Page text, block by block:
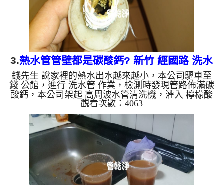
3.熱水管管壁都是碳酸鈣? 新竹 經國路 洗水
管
錢先生 說家裡的熱水出水越來越小，本公司驅車至
錢 公館，進行 洗水管 作業，檢測時發現管路佈滿碳
酸鈣，本公司架起 高周波水管清洗機，灌入 檸檬酸
水 至管路裡面，等了約15分，開啟 水管清洗機 ，啟
動 脈衝波 模式，一開始就洗出棕色髒水，源源不
絕，越洗就越髒，如下圖片影片，一個多小時後，水
變清澈出水量也恢復了!! 如是自來水，如水管老化，
會產生鐵鏽跟泥沙堆積，洗出來的水就會是咖啡色，
地下水含有氧化錳，管壁上會結成黑色管垢，洗出來
的水會跟石油一樣黑，有些洗出綠色的水，是因為裡
面有銅的物質，生...
觀看次數：4063